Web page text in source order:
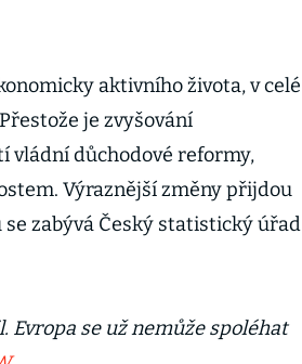
aktivního života, v celé
je zvyšování
vládní důchodové reformy,
Výraznější změny přijdou
zabývá Český statistický úřad
Evropa se už nemůže spoléhat